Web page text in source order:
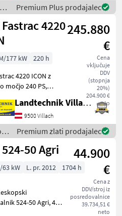
/
Premium Plus prodajalec
4220245.880
€
Cena
vključuje
DDV
(stopnja
20%)
204.900 €
neto
177 kW
220 h
4220 ICON z
močjo 240 PS,
hitrostjo 60
zmanjšanih
vzmetenjem,
Landtechnik Villach GmbH
9500 Villach
/
Premium zlati prodajalec
50 Agri
44.900
€
Cena z
DDV/stroj iz
posredovalnice
39.734,51 €
neto
63 kW L. pr. 2012 1704 h
524-50 Agri, 4-